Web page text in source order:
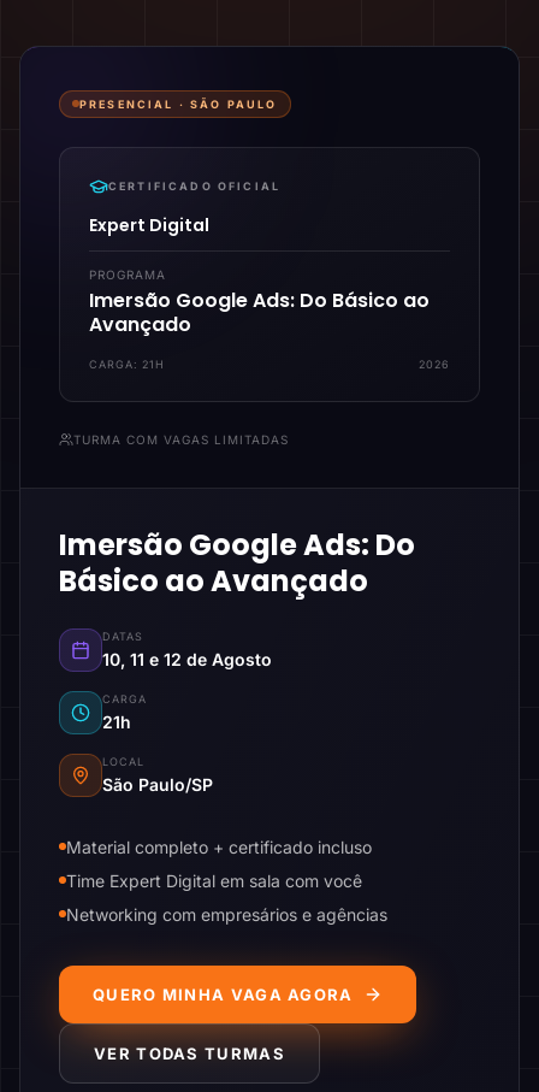
PRESENCIAL ·SÃO PAULO
CERTIFICADO OFICIAL
Expert Digital
PROGRAMA
Imersão Google Ads: Do Básico ao
Avançado
CARGA: 21H 2026
TURMA COM VAGAS LIMITADAS
Imersão Google Ads: Do
Básico ao Avançado
DATAS
10, 11 e 12 de Agosto
CARGA
21h
LOCAL
São Paulo/SP
Material completo + certificado incluso
Time Expert Digital em sala com você
Networking com empresários e agências
QUERO MINHA VAGA AGORA
VER TODAS TURMAS